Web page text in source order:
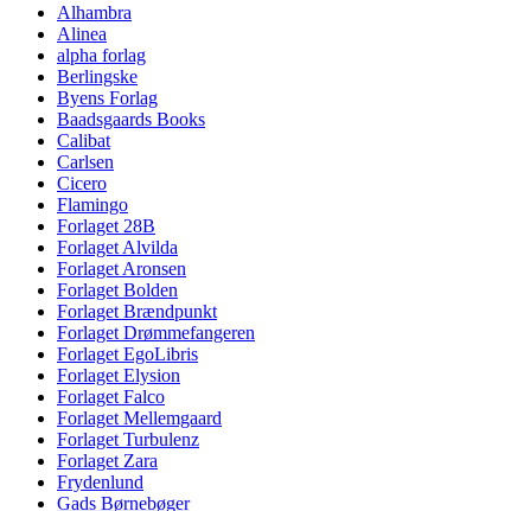
Alhambra
Alinea
alpha forlag
Berlingske
Byens Forlag
Baadsgaards Books
Calibat
Carlsen
Cicero
Flamingo
Forlaget 28B
Forlaget Alvilda
Forlaget Aronsen
Forlaget Bolden
Forlaget Brændpunkt
Forlaget Drømmefangeren
Forlaget EgoLibris
Forlaget Elysion
Forlaget Falco
Forlaget Mellemgaard
Forlaget Turbulenz
Forlaget Zara
Frydenlund
Gads Børnebøger